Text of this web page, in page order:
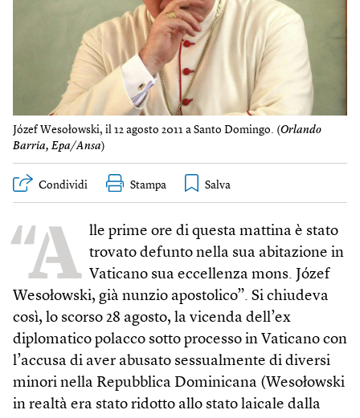
Józef Wesołowski, il 12 agosto 2011 a Santo Domingo. (Orlando
Barria, Epa/Ansa)
Condividi Stampa
“A lle prime ore di questa mattina è stato
trovato defunto nella sua abitazione in
Vaticano sua eccellenza mons. Józef
Wesołowski, già nunzio apostolico”. Si chiudeva
così, lo scorso 28 agosto, la vicenda dell’ex
diplomatico polacco sotto processo in Vaticano con
l’accusa di aver abusato sessualmente di diversi
minori nella Repubblica Dominicana (Wesołowski
in realtà era stato ridotto allo stato laicale dalla